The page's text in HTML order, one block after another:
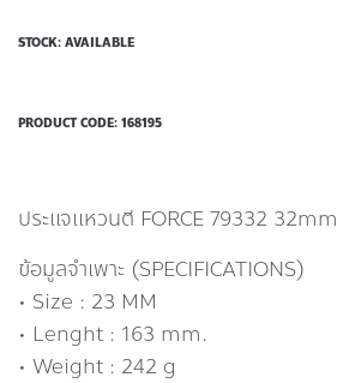
STOCK: AVAILABLE
PRODUCT CODE: 168195
ประแจแหวนตี FORCE 79332 32mm
ข้อมูลจำเพาะ (SPECIFICATIONS)
• Size : 23 MM
• Lenght : 163 mm.
• Weight : 242 g